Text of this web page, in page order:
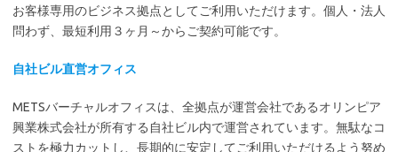
お客様専用のビジネス拠点としてご利用いただけます。個人・法人
問わず、最短利用３ヶ月～からご契約可能です。
自社ビル直営オフィス
METSバーチャルオフィスは、全拠点が運営会社であるオリンピア
興業株式会社が所有する自社ビル内で運営されています。無駄なコ
ストを極力カットし、長期的に安定してご利用いただけるよう努め